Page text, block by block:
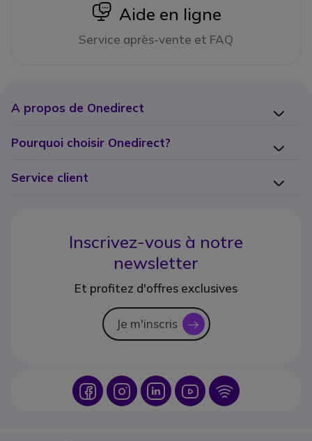
icon
Aide en ligne
Service après-vente et FAQ
A propos de Onedirect
Pourquoi choisir Onedirect?
Service client
Inscrivez-vous à notre
newsletter
Et profitez d'offres exclusives
Je m'inscris icon
Icon IconIcon Icon Icon